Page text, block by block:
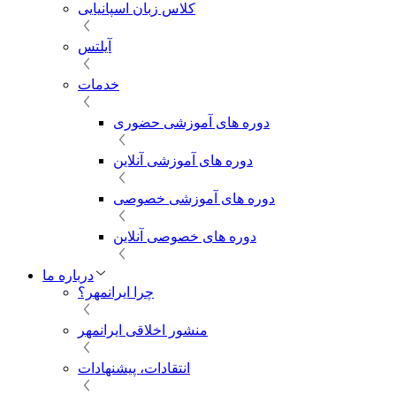
کلاس زبان اسپانیایی
آیلتس
خدمات
دوره های آموزشی حضوری
دوره های آموزشی آنلاین
دوره های آموزشی خصوصی
دوره های خصوصی آنلاین
درباره ما
چرا ایرانمهر؟
منشور اخلاقی ایرانمهر
انتقادات، پیشنهادات